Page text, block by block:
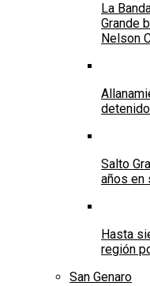
La
Grande
Nelson
Salto
años en
Hasta
región
San Genaro